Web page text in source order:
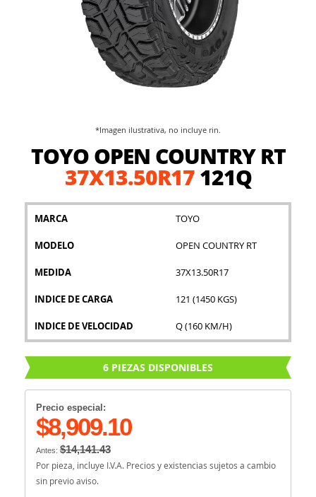
TOYO OPEN COUNTRY RT
37X13.50R17121Q
MARCA TOYO
MODELO OPEN COUNTRY RT
MEDIDA 37X13.50R17
INDICE DE CARGA 121 (1450 KGS)
INDICE DE VELOCIDAD Q (160 KM/H)
6 PIEZAS DISPONIBLES
Precio especial:
$8,909.10
Antes: $14,141.43
Por pieza, incluye I.V.A. Precios y existencias sujetos a cambio
sin previo aviso.
*Imagen ilustrativa, no incluye rin.
galería
imágenes